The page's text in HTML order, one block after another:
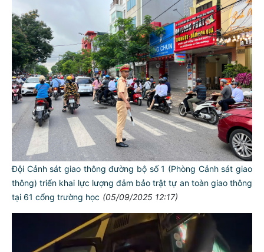
Đội Cảnh sát giao thông đường bộ số 1 (Phòng Cảnh sát giao
thông) triển khai lực lượng đảm bảo trật tự an toàn giao thông
tại 61 cổng trường học (05/09/2025 12:17)